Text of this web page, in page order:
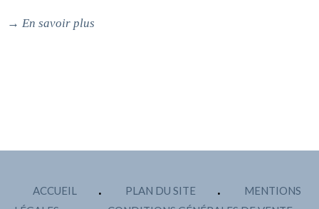
→ En savoir plus
ACCUEIL PLAN DU SITE
MENTIONS